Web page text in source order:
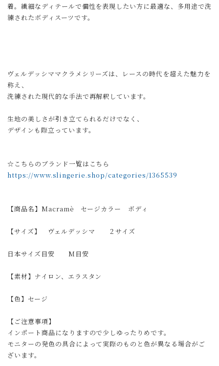
着。繊細なディテールで個性を表現したい方に最適な、多用途で洗
練されたボディスーツです。
ヴェルデッシママクラメシリーズは、レースの時代を超えた魅力を
称え、
洗練された現代的な手法で再解釈しています。
生地の美しさが引き立てられるだけでなく、
デザインも際立っています。
☆こちらのブランド一覧はこちら
https://www.slingerie.shop/categories/1365539
【商品名】Macramè セージカラー ボディ
【サイズ】 ヴェルデッシマ ２サイズ
日本サイズ目安 M目安
【素材】ナイロン、エラスタン
【色】セージ
【ご注意事項】
インポート商品になりますので少しゆったりめです。
モニターの発色の具合によって実際のものと色が異なる場合がご
ざいます。